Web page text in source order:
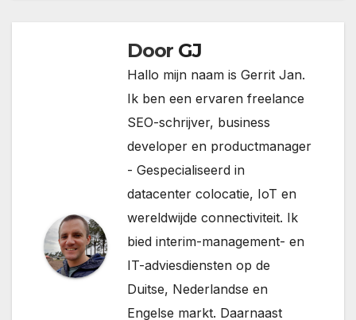
Door GJ
Hallo mijn naam is Gerrit Jan.
Ik ben een ervaren freelance
SEO-schrijver, business
developer en productmanager
- Gespecialiseerd in
datacenter colocatie, IoT en
wereldwijde connectiviteit. Ik
bied interim-management- en
IT-adviesdiensten op de
Duitse, Nederlandse en
Engelse markt. Daarnaast